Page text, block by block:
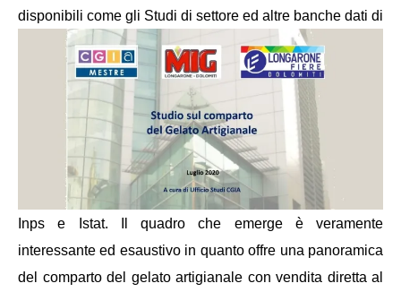
disponibili come gli Studi di settore ed altre banche dati di
Inps e Istat. Il quadro che emerge è veramente
interessante ed esaustivo in quanto offre una panoramica
del comparto del gelato artigianale con vendita diretta al